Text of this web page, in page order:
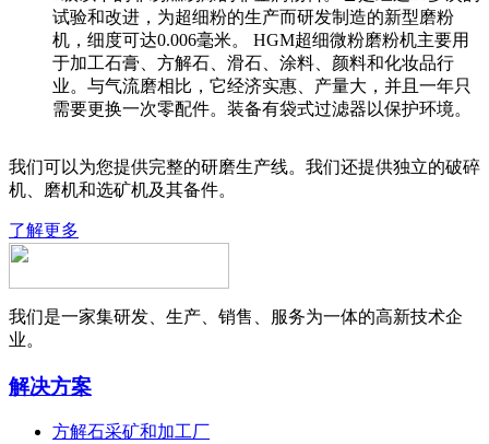
试验和改进，为超细粉的生产而研发制造的新型磨粉
机，细度可达0.006毫米。 HGM超细微粉磨粉机主要用
于加工石膏、方解石、滑石、涂料、颜料和化妆品行
业。与气流磨相比，它经济实惠、产量大，并且一年只
需要更换一次零配件。装备有袋式过滤器以保护环境。
我们可以为您提供完整的研磨生产线。我们还提供独立的破碎
机、磨机和选矿机及其备件。
了解更多
我们是一家集研发、生产、销售、服务为一体的高新技术企
业。
解决方案
方解石采矿和加工厂